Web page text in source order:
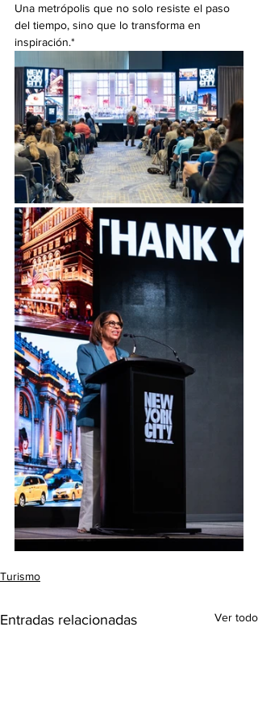
Una metrópolis que no solo resiste el paso
del tiempo, sino que lo transforma en
inspiración.*
Turismo
Entradas relacionadas Ver todo